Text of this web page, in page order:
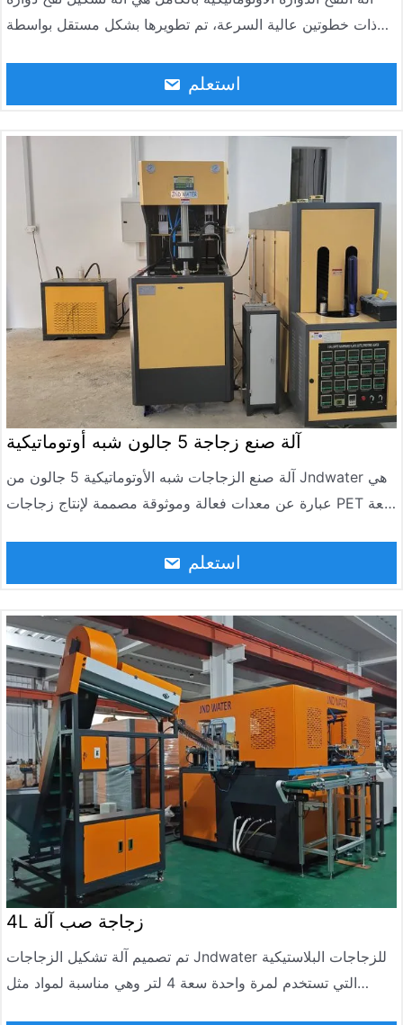
ذات خطوتين عالية السرعة، تم تطويرها بشكل مستقل بواسطة
العالم. تتكون الآلة من آلة تشكيل نفخ دوارية من الأنبوب الرئيسي،
وفرن تدفئة، وناقل تغذية أوتوماتيكي، ونظام تحكم كهربائي، ونظام
استعلم
آلة صنع زجاجة 5 جالون شبه أوتوماتيكية
آلة صنع الزجاجات شبه الأوتوماتيكية 5 جالون من Jndwater هي
عبارة عن معدات فعالة وموثوقة مصممة لإنتاج زجاجات PET سعة
على نطاق واسع في صناعة مياه الشرب والمياه النقية وزجاجات
المياه المعدنية.
استعلم
4L زجاجة صب آلة
تم تصميم آلة تشكيل الزجاجات Jndwater للزجاجات البلاستيكية
التي تستخدم لمرة واحدة سعة 4 لتر وهي مناسبة لمواد مثل